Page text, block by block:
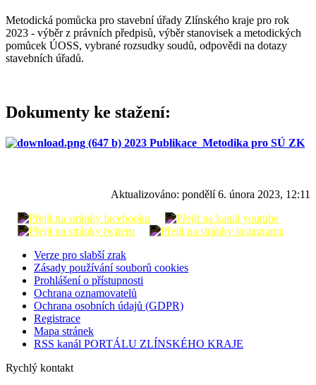
Metodická pomůcka pro stavební úřady Zlínského kraje pro rok
2023 - výběr z právních předpisů, výběr stanovisek a metodických
pomůcek ÚOSS, vybrané rozsudky soudů, odpovědi na dotazy
stavebních úřadů.
Dokumenty ke stažení:
2023 Publikace_Metodika pro SÚ ZK
Aktualizováno: pondělí 6. února 2023, 12:11
Verze pro slabší zrak
Zásady používání souborů cookies
Prohlášení o přístupnosti
Ochrana oznamovatelů
Ochrana osobních údajů (GDPR)
Registrace
Mapa stránek
RSS kanál PORTÁLU ZLÍNSKÉHO KRAJE
Rychlý kontakt